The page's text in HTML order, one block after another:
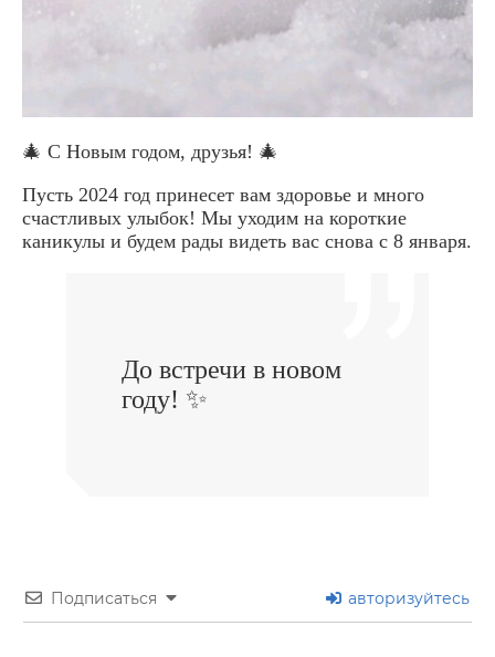
🎄 С Новым годом, друзья! 🎄
Пусть 2024 год принесет вам здоровье и много
счастливых улыбок! Мы уходим на короткие
каникулы и будем рады видеть вас снова с 8 января.
До встречи в новом
году! ✨
Подписаться авторизуйтесь